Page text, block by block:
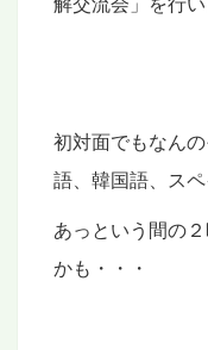
解交流会」を行い
初対面でもなん
語、韓国語、ス
あっという間の
かも・・・